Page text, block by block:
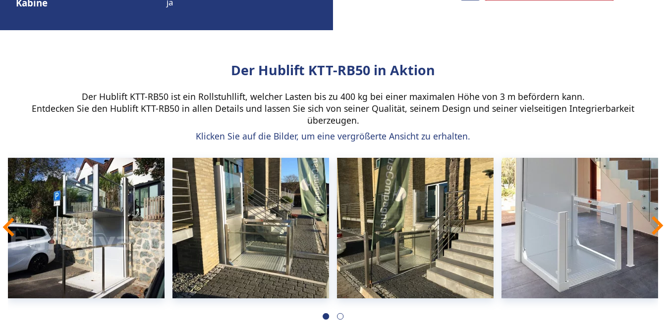
Kabine ja
Der Hublift KTT-RB50 in Aktion
Der Hublift KTT-RB50 ist ein Rollstuhllift, welcher Lasten bis zu 400 kg bei einer maximalen Höhe von 3 m befördern kann.
Entdecken Sie den Hublift KTT-RB50 in allen Details und lassen Sie sich von seiner Qualität, seinem Design und seiner vielseitigen Integrierbarkeit
überzeugen.
Klicken Sie auf die Bilder, um eine vergrößerte Ansicht zu erhalten.